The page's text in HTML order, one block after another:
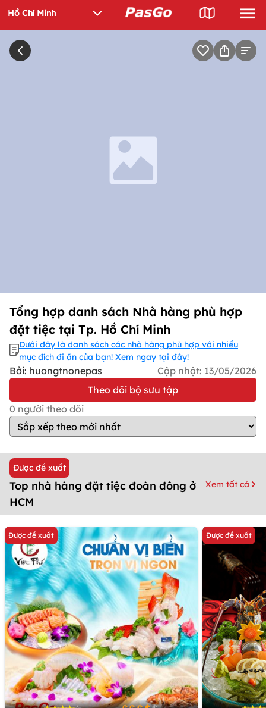
Tổng hợp danh sách Nhà hàng phù hợp
đặt tiệc tại Tp. Hồ Chí Minh
Dưới đây là danh sách các nhà hàng phù hợp với nhiều
mục đích đi ăn của bạn! Xem ngay tại đây!
Bởi: huongtnonepas Cập nhật: 13/05/2026
Theo dõi bộ sưu tập
0 người theo dõi
Được đề xuất
Top nhà hàng đặt tiệc đoàn đông ở
HCM
Xem tất cả
Được đề xuất Được đề xuất